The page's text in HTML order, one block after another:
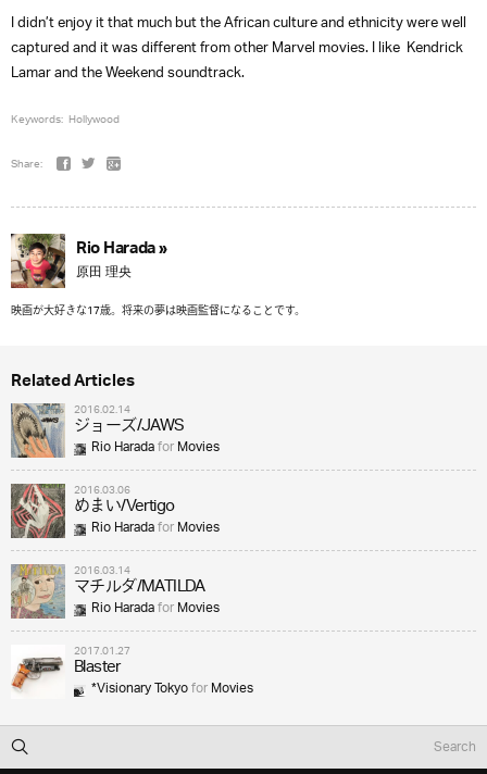
I didn’t enjoy it that much but the African culture and ethnicity were well
captured and it was different from other Marvel movies. I like Kendrick
Lamar and the Weekend soundtrack.
Keywords: Hollywood
Share:
Rio Harada »
原田 理央
映画が大好きな17歳。将来の夢は映画監督になることです。
Related Articles
2016.02.14
ジョーズ/JAWS
Rio HaradaforMovies
2016.03.06
めまい/Vertigo
Rio HaradaforMovies
2016.03.14
マチルダ/MATILDA
Rio HaradaforMovies
2017.01.27
Blaster
*Visionary TokyoforMovies